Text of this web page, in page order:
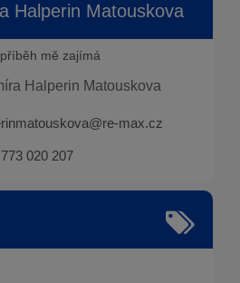
Halperin Matouskova
mě zajímá
max.cz
773 020 207